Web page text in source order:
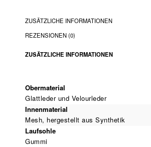
ZUSÄTZLICHE INFORMATIONEN
REZENSIONEN (0)
ZUSÄTZLICHE INFORMATIONEN
Obermaterial
Glattleder und Velourleder
Innenmaterial
Mesh, hergestellt aus Synthetik
Laufsohle
Gummi